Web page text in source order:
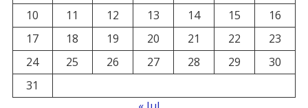
10
11 12 13 14 15
16
17
18 19 20 21 22
23
24
25 26 27 28 29
30
31